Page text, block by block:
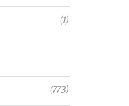
(1)
(773)